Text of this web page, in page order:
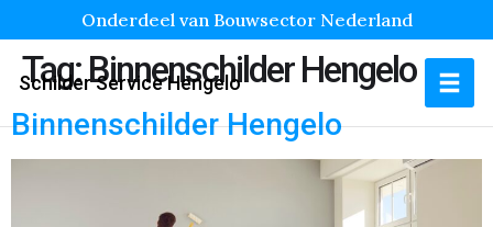
Onderdeel van Bouwsector Nederland
Schilder Service Hengelo
Tag:Binnenschilder Hengelo
Binnenschilder Hengelo